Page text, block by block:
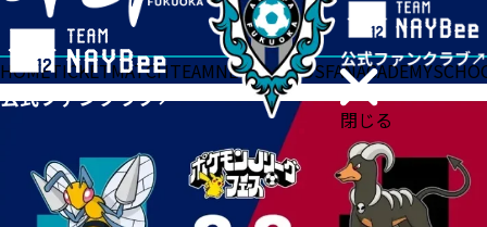
閉じる
HOMETICKETMATCHTEAMNEWSGOODSFANACADEMY